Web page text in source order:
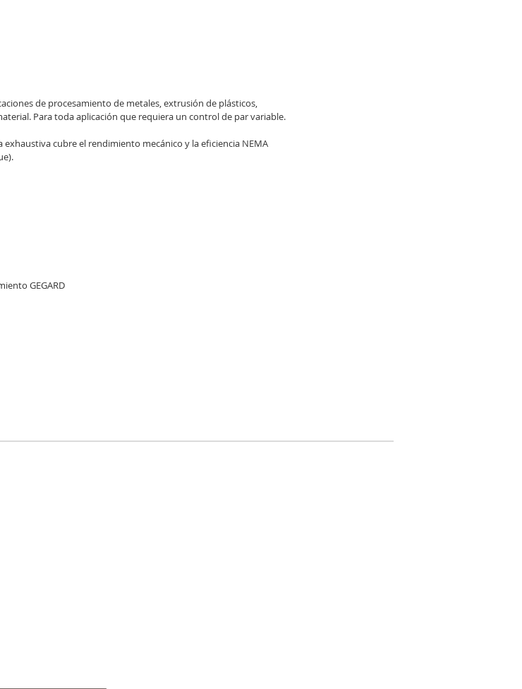
de procesamiento de metales, extrusión de plásticos,
Para toda aplicación que requiera un control de par variable.
cubre el rendimiento mecánico y la eficiencia NEMA
GEGARD